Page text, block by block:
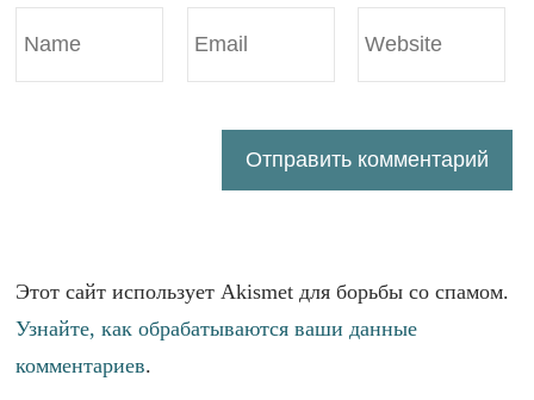
Этот сайт использует Akismet для борьбы со спамом.
Узнайте, как обрабатываются ваши данные
комментариев.